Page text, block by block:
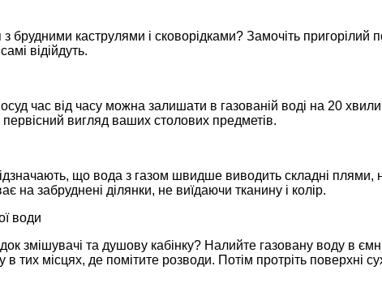
брудними каструлями і сковорідками? Замочіть пригорілий
відійдуть.
час від часу можна залишати в газованій воді на 20
вигляд ваших столових предметів.
що вода з газом швидше виводить складні плями,
на забруднені ділянки, не виїдаючи тканину і колір.
води
змішувачі та душову кабінку? Налийте газовану воду в
в тих місцях, де помітите розводи. Потім протріть поверхні